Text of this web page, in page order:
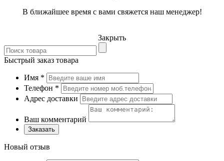
В ближайшее время с вами свяжется наш менеджер!
Закрыть
Быстрый заказ товара
Имя *
Телефон *
Адрес доставки
Ваш комментарий
Заказать
Новый отзыв